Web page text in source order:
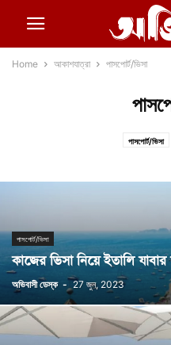
Home আকাশযাত্রা পাসপোর্ট/ভিসা
পাসপোর্ট/ভিসা
পাসপোর্ট/ভিসা
কাজের ভিসা নিয়ে ইতালি
অভিবাসী ডেস্ক - 27 জুন, 2023